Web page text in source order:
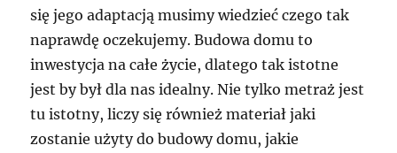
się jego adaptacją musimy wiedzieć czego tak
naprawdę oczekujemy. Budowa domu to
inwestycja na całe życie, dlatego tak istotne
jest by był dla nas idealny. Nie tylko metraż jest
tu istotny, liczy się również materiał jaki
zostanie użyty do budowy domu, jakie